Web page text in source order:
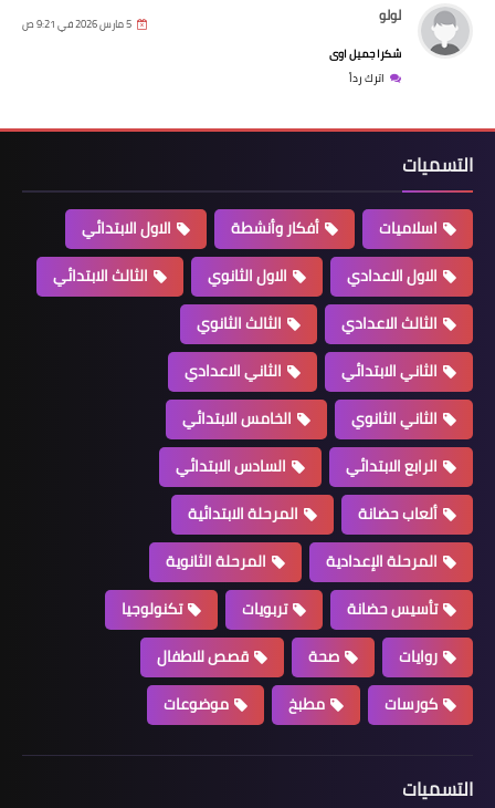
لولو 5 مارس 2026 في 9:21 ص
شكرا جميل اوى
اترك رداً
التسميات
اسلاميات أفكار وأنشطة
الاول الابتدائي
الاول الاعدادي
الاول الثانوي
الثالث الابتدائي
الثالث الاعدادي
الثالث الثانوي
الثاني الابتدائي
الثاني الاعدادي
الثاني الثانوي
الخامس الابتدائي
الرابع الابتدائي
السادس الابتدائي
ألعاب حضانة
المرحلة الابتدائية
المرحلة الإعدادية
المرحلة الثانوية
تأسيس حضانة
تربويات
تكنولوجيا
روايات
صحة
قصص للاطفال
كورسات
مطبخ موضوعات
التسميات